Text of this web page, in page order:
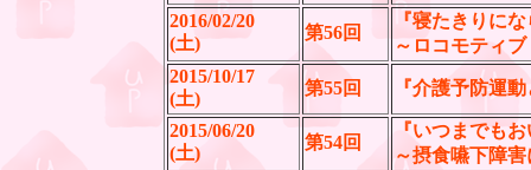
2016/02/20
(土)
第56回
『寝たきりに
～ロコモティ
2015/10/17
(土)
第55回 『介護予防運
2015/06/20
(土)
第54回
『いつまでも
～摂食嚥下障